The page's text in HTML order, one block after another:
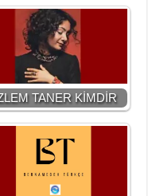
TANER KİMDİR